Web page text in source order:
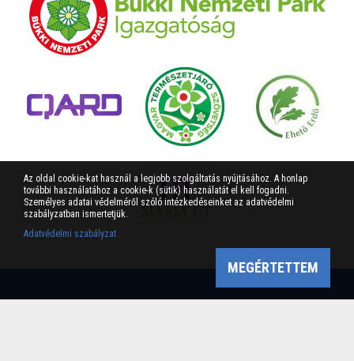
Az oldal cookie-kat használ a legjobb szolgáltatás nyújtásához. A honlap
további használatához a cookie-k (sütik) használatát el kell fogadni.
Személyes adatai védelméről szóló intézkedéseinket az adatvédelmi
szabályzatban ismertetjük.
Adatvédelmi szabályzat
MEGÉRTETTEM